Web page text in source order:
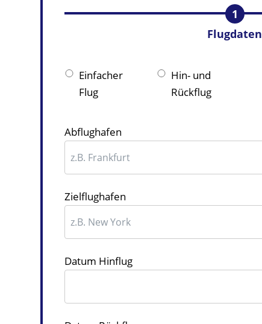
Flugdaten
Einfacher
Flug
Hin- und
Rückflug
Abflughafen
Zielflughafen
Datum Hinflug